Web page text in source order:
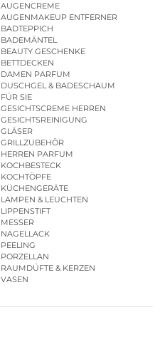
AUGENCREME
AUGENMAKEUP ENTFERNER
BADTEPPICH
BADEMÄNTEL
BEAUTY GESCHENKE
BETTDECKEN
DAMEN PARFUM
DUSCHGEL & BADESCHAUM
FÜR SIE
GESICHTSCREME HERREN
GESICHTSREINIGUNG
GLÄSER
GRILLZUBEHÖR
HERREN PARFUM
KOCHBESTECK
KOCHTÖPFE
KÜCHENGERÄTE
LAMPEN & LEUCHTEN
LIPPENSTIFT
MESSER
NAGELLACK
PEELING
PORZELLAN
RAUMDÜFTE & KERZEN
VASEN